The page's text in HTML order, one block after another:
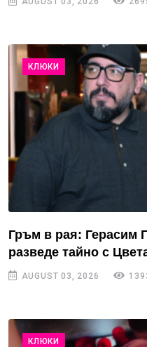
КЛЮКИ
Гръм в рая: Герасим
разведе тайно с
AUGUST 03, 2026
КЛЮКИ